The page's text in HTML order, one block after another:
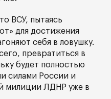
ВСУ, пытаясь
для достижения
себя в ловушку.
превратиться в
будет полностью
силами России и
милиции ЛДНР уже в